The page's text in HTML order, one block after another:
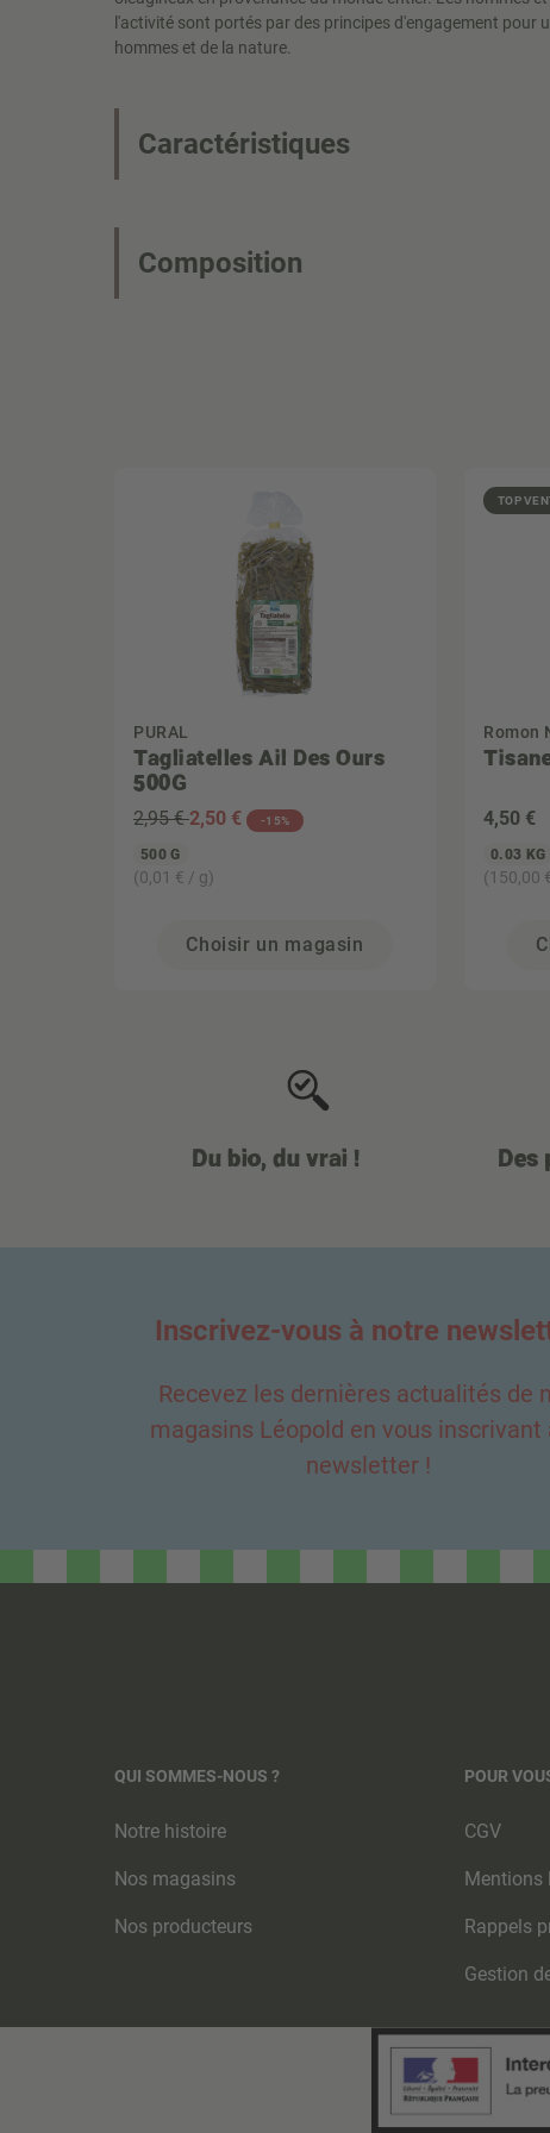
l'activité sont portés par des principes d'engagement pour
hommes et de la nature.
Caractéristiques
Composition
PURAL
Tagliatelles Ail Des Ours
500G
2,95 €2,50 € -15%
500 G
(0,01 € / g)
Choisir un magasin
TOP
Romon
4,50 €
0.03 KG
(150,00
Du bio, du vrai ! Des
Inscrivez-vous à notre
Recevez les dernières actualités de
magasins Léopold en vous inscrivant
newsletter !
QUI SOMMES-NOUS ?
Notre histoire
Nos magasins
Nos producteurs
POUR
CGV
Mentions
Rappels
Gestion